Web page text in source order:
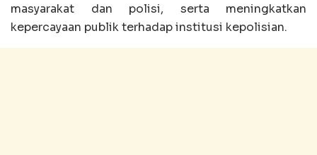
masyarakat dan polisi, serta meningkatkan
kepercayaan publik terhadap institusi kepolisian.